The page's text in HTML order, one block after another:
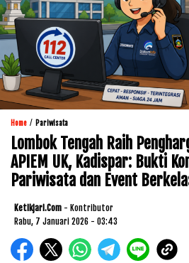
Home / Pariwisata
Lombok Tengah Raih
APIEM UK, Kadispar: Bukti
Pariwisata dan Event
Ketikjari.com - Kontributor
Rabu, 7 Januari 2026 - 03:43